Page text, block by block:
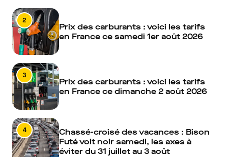
2
Prix des carburants : voici les tarifs
en France ce samedi 1er août 2026
3
Prix des carburants : voici les tarifs
en France ce dimanche 2 août 2026
4
Chassé-croisé des vacances : Bison
Futé voit noir samedi, les axes à
éviter du 31 juillet au 3 août